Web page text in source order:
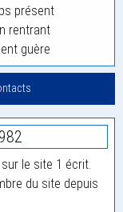
présent
rentrant
guère
le site 1 écrit.
du site depuis